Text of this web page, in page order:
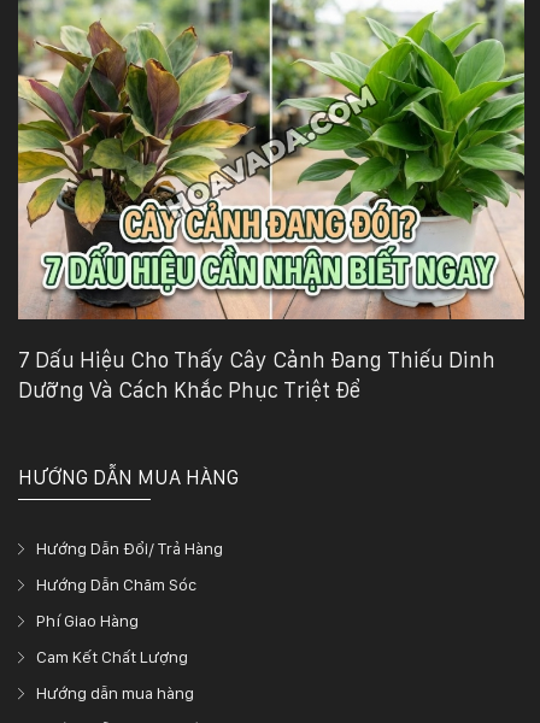
7 Dấu Hiệu Cho Thấy Cây Cảnh Đang Thiếu Dinh
Dưỡng Và Cách Khắc Phục Triệt Để
HƯỚNG DẪN MUA HÀNG
Hướng Dẫn Đổi/ Trả Hàng
Hướng Dẫn Chăm Sóc
Phí Giao Hàng
Cam Kết Chất Lượng
Hướng dẫn mua hàng